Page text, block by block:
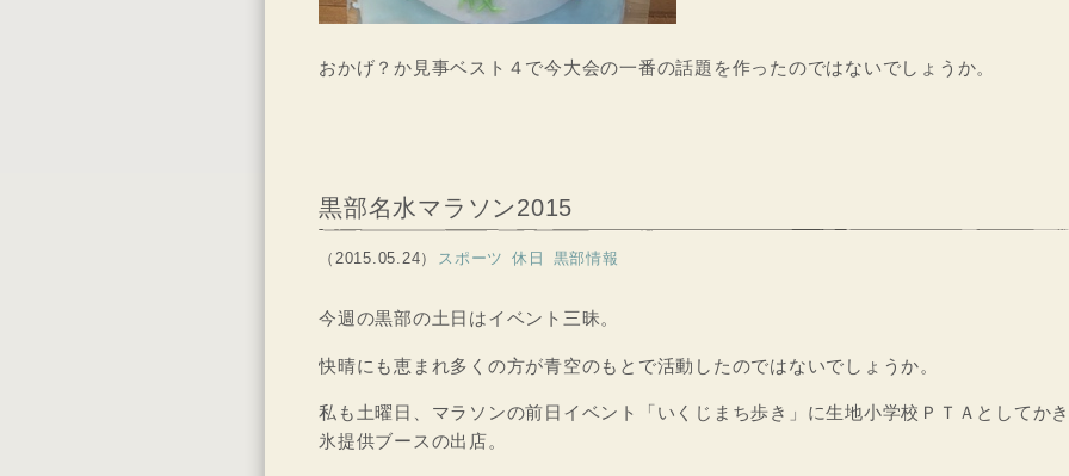
おかげ？か見事ベスト４で今大会の一番の話題を作ったのではないでしょうか。
黒部名水マラソン2015
（2015.05.24） スポーツ 休日 黒部情報
今週の黒部の土日はイベント三昧。
快晴にも恵まれ多くの方が青空のもとで活動したのではないでしょうか。
私も土曜日、マラソンの前日イベント「いくじまち歩き」に生地小学校ＰＴＡとしてかき
氷提供ブースの出店。